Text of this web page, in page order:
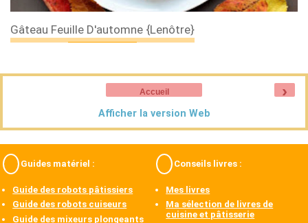
Gâteau Feuille D'automne {Lenôtre}
›
Accueil
Afficher la version Web
Guides matériel :
Guide des robots pâtissiers
Guide des robots cuiseurs
Guide des mixeurs plongeants
Conseils livres :
Mes livres
Ma sélection de livres de
cuisine et pâtisserie